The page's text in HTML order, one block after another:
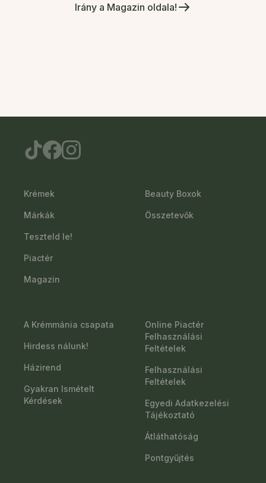
Irány a Magazin oldala!
Krémek
Márkák
Teszteld le!
Piactér
Magazin
Beauty Boxok
Összetevők
A Krémmánia csapata
Hirdess nálunk!
Házirend
Gyakran Ismételt
Kérdések
Online Piactér
Felhasználási
Feltételek
Felhasználási
Feltételek
Egyedi Adatkezelési
Tájékoztató
Átláthatóság
Pontgyűjtés